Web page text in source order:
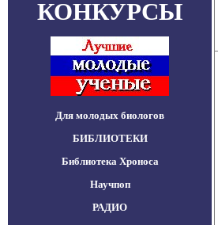
КОНКУРСЫ
Для молодых биологов
БИБЛИОТЕКИ
Библиотека Хроноса
Научпоп
РАДИО